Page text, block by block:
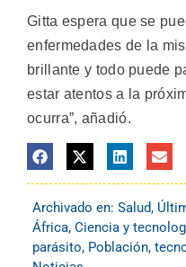
Gitta espera que se
enfermedades de la
brillante y todo puede
estar atentos a la
ocurra”, añadió.
Archivado en: Salud,
África, Ciencia y
parásito, Población,